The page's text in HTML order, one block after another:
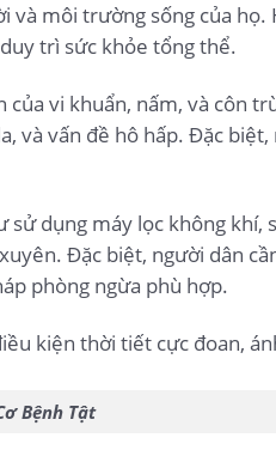
và môi trường sống của họ.
trì sức khỏe tổng thể.
vi khuẩn, nấm, và côn
và vấn đề hô hấp. Đặc
dụng máy lọc không khí,
Đặc biệt, người dân
phòng ngừa phù hợp.
Bệnh Tật